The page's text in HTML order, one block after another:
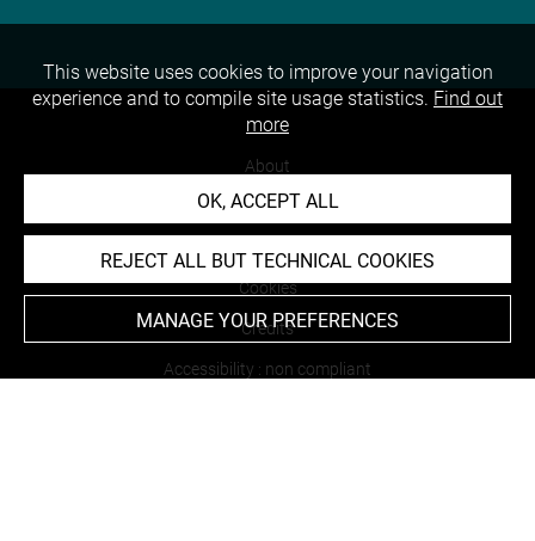
About
Contact Us
Cookies
Credits
Accessibility : non compliant
This website uses cookies to improve your navigation
experience and to compile site usage statistics. Find out
more
OK, ACCEPT ALL
REJECT ALL BUT TECHNICAL COOKIES
MANAGE YOUR PREFERENCES